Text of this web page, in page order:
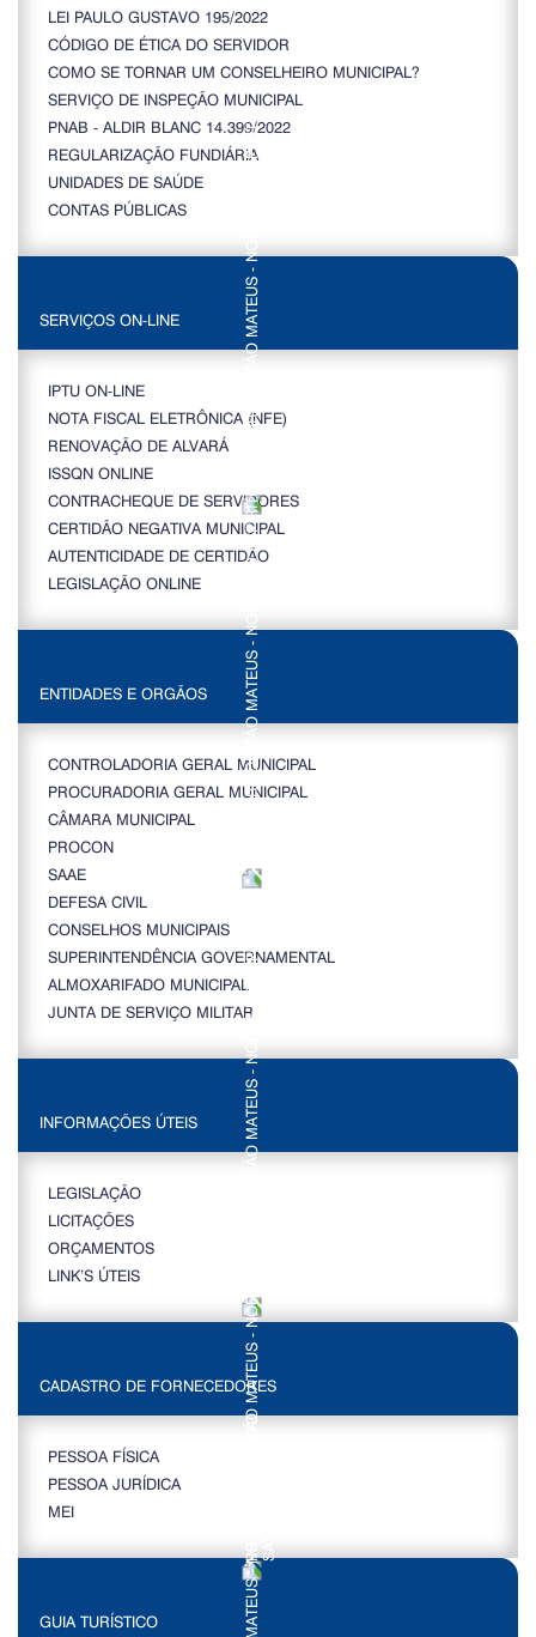
LEI PAULO GUSTAVO 195/2022
CÓDIGO DE ÉTICA DO SERVIDOR
COMO SE TORNAR UM CONSELHEIRO MUNICIPAL?
SERVIÇO DE INSPEÇÃO MUNICIPAL
PNAB - ALDIR BLANC 14.399/2022
REGULARIZAÇÃO FUNDIÁRIA
UNIDADES DE SAÚDE
CONTAS PÚBLICAS
SERVIÇOS ON-LINE
IPTU ON-LINE
NOTA FISCAL ELETRÔNICA (NFE)
RENOVAÇÃO DE ALVARÁ
ISSQN ONLINE
CONTRACHEQUE DE SERVIDORES
CERTIDÃO NEGATIVA MUNICIPAL
AUTENTICIDADE DE CERTIDÃO
LEGISLAÇÃO ONLINE
ENTIDADES E ORGÃOS
CONTROLADORIA GERAL MUNICIPAL
PROCURADORIA GERAL MUNICIPAL
CÂMARA MUNICIPAL
PROCON
SAAE
DEFESA CIVIL
CONSELHOS MUNICIPAIS
SUPERINTENDÊNCIA GOVERNAMENTAL
ALMOXARIFADO MUNICIPAL
JUNTA DE SERVIÇO MILITAR
INFORMAÇÕES ÚTEIS
LEGISLAÇÃO
LICITAÇÕES
ORÇAMENTOS
LINK’S ÚTEIS
CADASTRO DE FORNECEDORES
PESSOA FÍSICA
PESSOA JURÍDICA
MEI
GUIA TURÍSTICO